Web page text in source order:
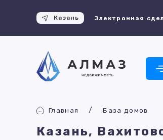
Казань Электронная
Главная База домов
Казань,